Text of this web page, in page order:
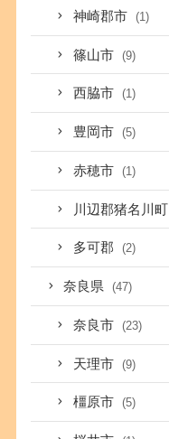
神崎郡市 (1)
篠山市 (9)
西脇市 (1)
豊岡市 (5)
赤穂市 (1)
川辺郡猪名川町
多可郡 (2)
奈良県 (47)
奈良市 (23)
天理市 (9)
橿原市 (5)